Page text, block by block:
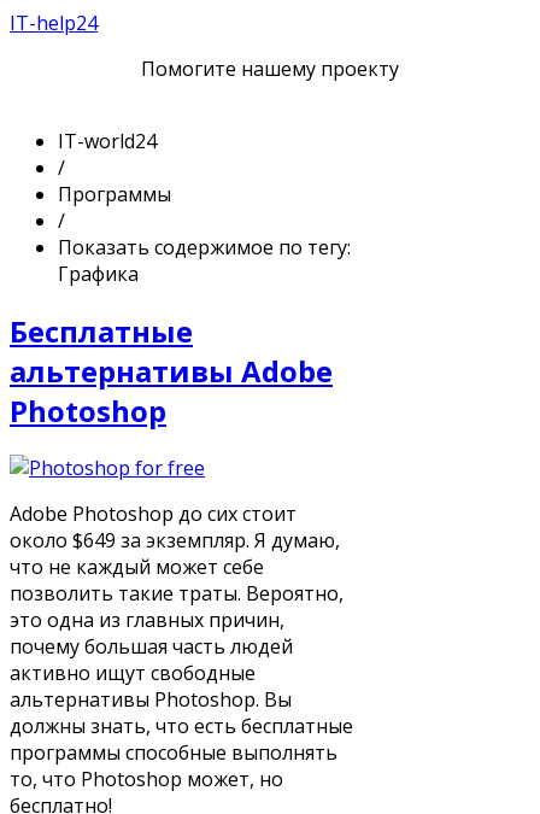
IT-help24
Помогите нашему проекту
IT-world24
/
Программы
/
Показать содержимое по тегу:
Графика
Бесплатные
альтернативы Adobe
Photoshop
Adobe Photoshop до сих стоит
около $649 за экземпляр. Я думаю,
что не каждый может себе
позволить такие траты. Вероятно,
это одна из главных причин,
почему большая часть людей
активно ищут свободные
альтернативы Photoshop. Вы
должны знать, что есть бесплатные
программы способные выполнять
то, что Photoshop может, но
бесплатно!